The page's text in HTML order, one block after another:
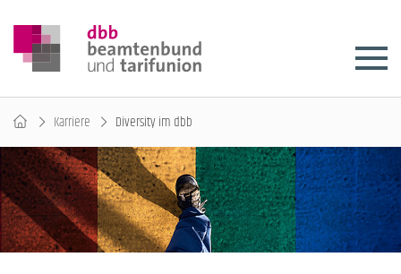
Karriere Diversity im dbb